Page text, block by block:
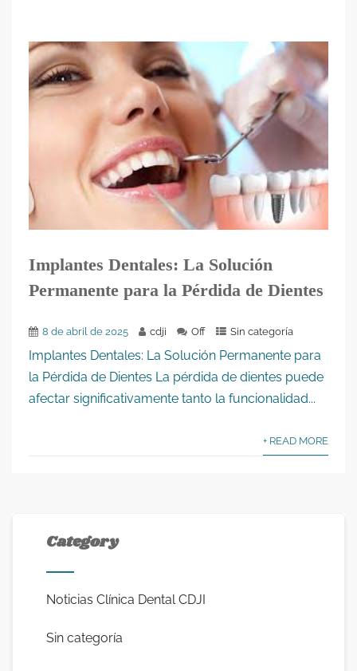
Implantes Dentales: La Solución
Permanente para la Pérdida de Dientes
8 de abril de 2025 cdji Off Sin categoría
Implantes Dentales: La Solución Permanente para
la Pérdida de Dientes La pérdida de dientes puede
afectar significativamente tanto la funcionalidad...
+ READ MORE
Category
Noticias Clínica Dental CDJI
Sin categoría